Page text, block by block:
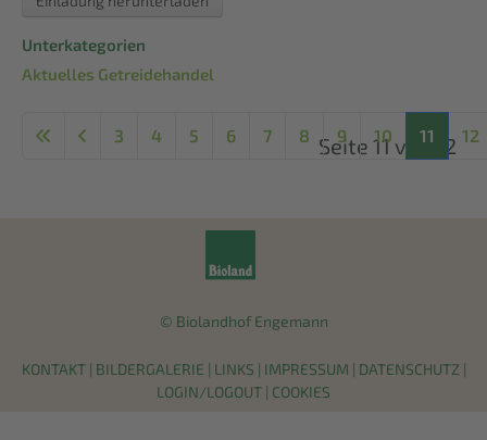
Unterkategorien
Aktuelles Getreidehandel
Seite 11 von 12
3 4 5 6 7 8 9 10 11 12
© Biolandhof Engemann
KONTAKT| BILDERGALERIE | LINKS | IMPRESSUM | DATENSCHUTZ |
LOGIN/LOGOUT | COOKIES